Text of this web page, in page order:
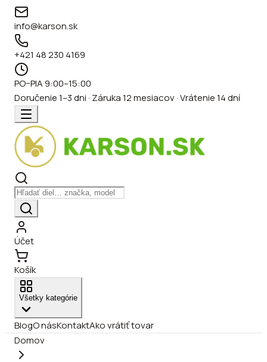
info@karson.sk
+421 48 230 4169
PO–PIA 9:00–15:00
Doručenie 1–3 dni · Záruka 12 mesiacov · Vrátenie 14 dní
Účet
Košík
Všetky kategórie
BlogO násKontaktAko vrátiť tovar
Domov